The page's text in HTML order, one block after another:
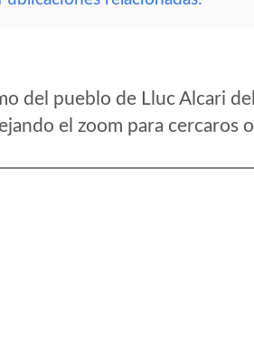
del pueblo de Lluc Alcari del
el zoom para cercaros o